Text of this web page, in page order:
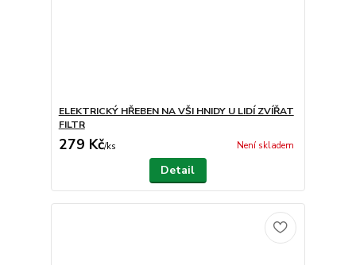
ELEKTRICKÝ HŘEBEN NA VŠI HNIDY U LIDÍ ZVÍŘAT
FILTR
279 Kč/ks Není skladem
Detail